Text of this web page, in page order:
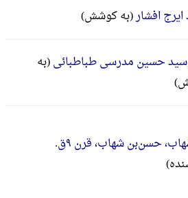
ایرج افشار(به کوشش)
سید حسین مدرسی طباطبائی(به
حسن‌بن‌ شهاب‌، قرن‌ ۹ق‌.